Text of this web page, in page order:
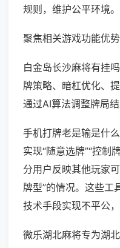
规则，维护公平环境。
聚焦相关游戏功能优势
白金岛长沙麻将有挂
牌策略、暗杠优化、
通过AI算法调整牌局结
手机打牌老是输是什
实现“随意选牌”“控制
分用户反映其他玩家
牌型”的情况。这些工
技术手段实现不平公，
微乐湖北麻将专为湖